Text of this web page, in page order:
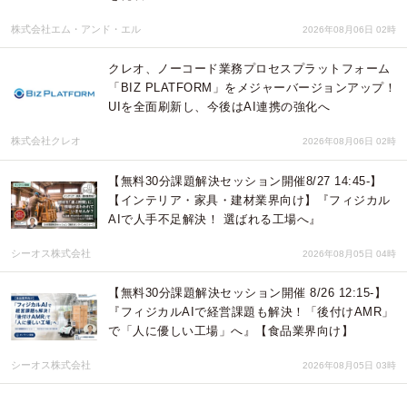
株式会社エム・アンド・エル 2026年08月06日 02時
クレオ、ノーコード業務プロセスプラットフォーム
「BIZ PLATFORM」をメジャーバージョンアップ！
UIを全面刷新し、今後はAI連携の強化へ
株式会社クレオ 2026年08月06日 02時
【無料30分課題解決セッション開催8/27 14:45-】
【インテリア・家具・建材業界向け】『フィジカル
AIで人手不足解決！ 選ばれる工場へ』
シーオス株式会社 2026年08月05日 04時
【無料30分課題解決セッション開催 8/26 12:15-】
『フィジカルAIで経営課題も解決！「後付けAMR」
で「人に優しい工場」へ』【食品業界向け】
シーオス株式会社 2026年08月05日 03時